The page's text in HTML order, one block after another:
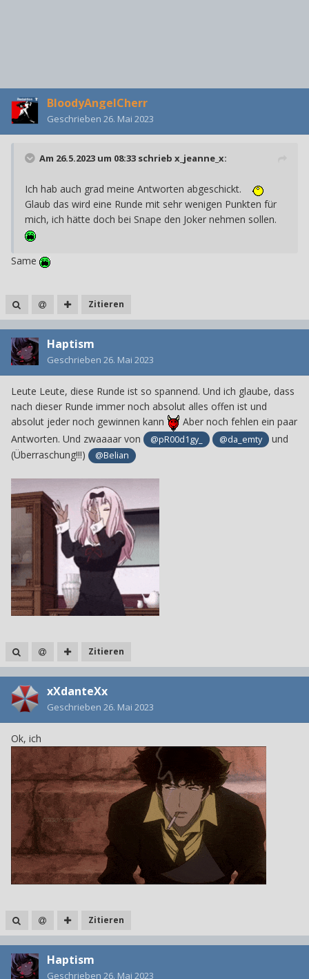
BloodyAngelCherr
Geschrieben 26. Mai 2023
Am 26.5.2023 um 08:33 schrieb x_jeanne_x:
Ich hab auch grad meine Antworten abgeschickt.
Glaub das wird eine Runde mit sehr wenigen Punkten für
mich, ich hätte doch bei Snape den Joker nehmen sollen.
Same
Zitieren
Haptism
Geschrieben 26. Mai 2023
Leute Leute, diese Runde ist so spannend. Und ich glaube, dass
nach dieser Runde immer noch absolut alles offen ist und
absolut jeder noch gewinnen kann
Aber noch fehlen ein paar
Antworten. Und zwaaaar von
@pR00d1gy_ @da_emty
und
(Überraschung!!!)
@Belian
Zitieren
xXdanteXx
Geschrieben 26. Mai 2023
Ok, ich
Zitieren
Haptism
Geschrieben 26. Mai 2023